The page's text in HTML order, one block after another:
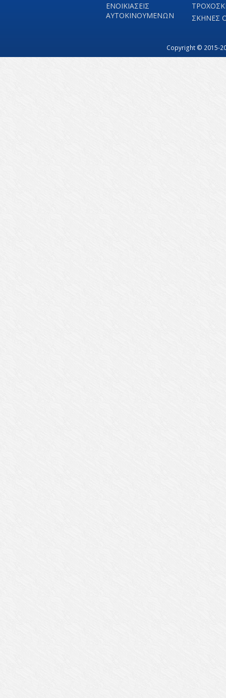
ΕΝΟΙΚΙΑΣΕΙΣ
ΑΥΤΟΚΙΝΟΥΜΕΝΩΝ
ΣΚΗΝΕΣ
Copyright © 2015-